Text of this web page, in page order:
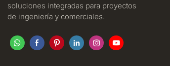
soluciones integradas para proyectos
de ingeniería y comerciales.